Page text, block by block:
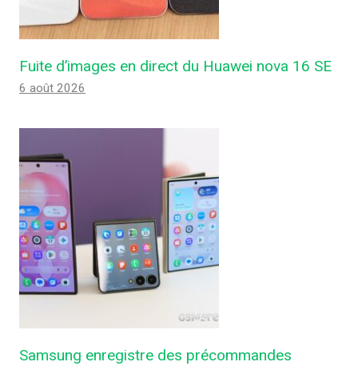
Fuite d’images en direct du Huawei nova 16 SE
6 août 2026
Samsung enregistre des précommandes